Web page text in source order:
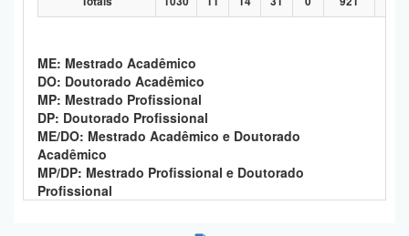
ME: Mestrado Acadêmico
DO: Doutorado Acadêmico
MP: Mestrado Profissional
DP: Doutorado Profissional
ME/DO: Mestrado Acadêmico e Doutorado
Acadêmico
MP/DP: Mestrado Profissional e Doutorado
Profissional